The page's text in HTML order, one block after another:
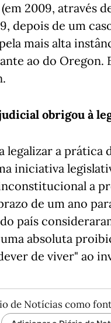
2009, através
depois de um
mais alta
ao do Oregon.
obrigou à
legalizar a prática
iniciativa
a
de um ano
país
absoluta
de viver" ao
de Notícias como